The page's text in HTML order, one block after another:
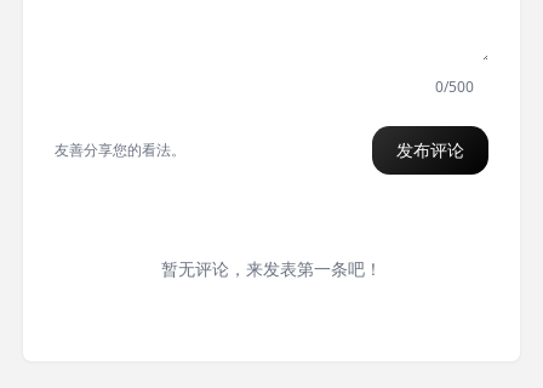
0/500
友善分享您的看法。 发布评论
暂无评论，来发表第一条吧！